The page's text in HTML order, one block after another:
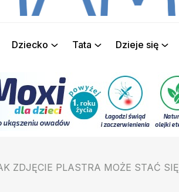
Dziecko Tata Dzieje się
ZDJĘCIE PLASTRA MOŻE STAĆ